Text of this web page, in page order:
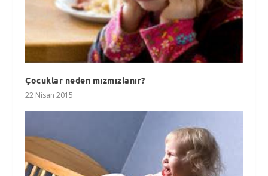
Çocuklar neden mızmızlanır?
22 Nisan 2015